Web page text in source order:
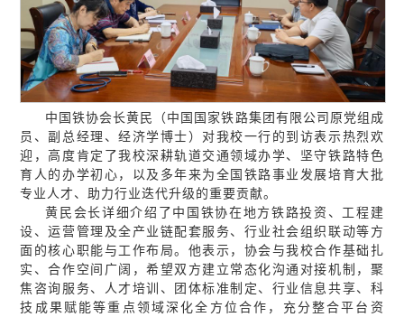
中国铁协会长黄民（中国国家铁路集团有限公司原党组成
员、副总经理、经济学博士）对我校一行的到访表示热烈欢
迎，高度肯定了我校深耕轨道交通领域办学、坚守铁路特色
育人的办学初心，以及多年来为全国铁路事业发展培育大批
专业人才、助力行业迭代升级的重要贡献。
黄民会长详细介绍了中国铁协在地方铁路投资、工程建
设、运营管理及全产业链配套服务、行业社会组织联动等方
面的核心职能与工作布局。他表示，协会与我校合作基础扎
实、合作空间广阔，希望双方建立常态化沟通对接机制，聚
焦咨询服务、人才培训、团体标准制定、行业信息共享、科
技成果赋能等重点领域深化全方位合作，充分整合平台资